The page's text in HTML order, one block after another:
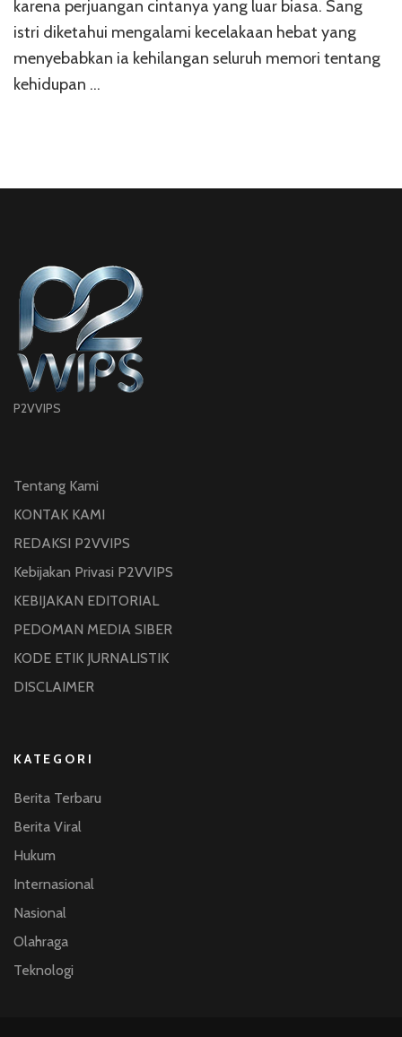
karena perjuangan cintanya yang luar biasa. Sang
istri diketahui mengalami kecelakaan hebat yang
menyebabkan ia kehilangan seluruh memori tentang
kehidupan …
P2VVIPS
Tentang Kami
KONTAK KAMI
REDAKSI P2VVIPS
Kebijakan Privasi P2VVIPS
KEBIJAKAN EDITORIAL
PEDOMAN MEDIA SIBER
KODE ETIK JURNALISTIK
DISCLAIMER
KATEGORI
Berita Terbaru
Berita Viral
Hukum
Internasional
Nasional
Olahraga
Teknologi